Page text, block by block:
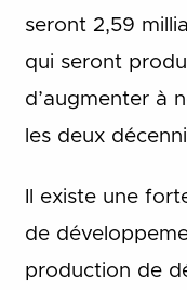
seront 2,59
qui seront
d’augmenter à
les deux
Il existe une
de
production de